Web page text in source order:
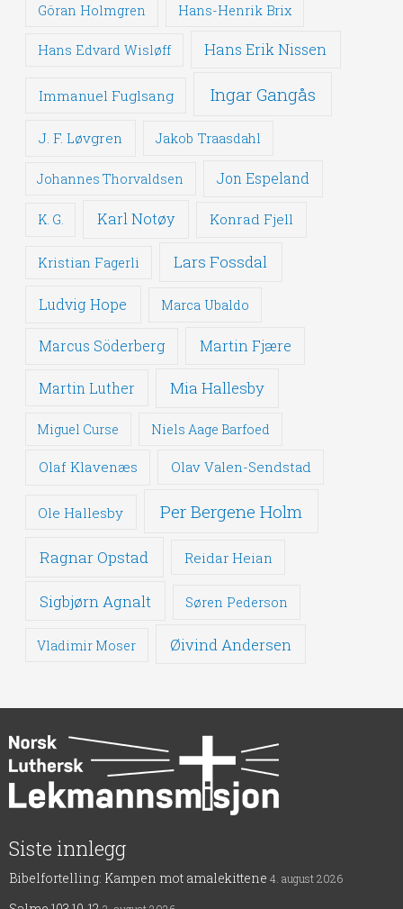
Göran Holmgren Hans-Henrik Brix
Hans Edvard Wisløff Hans Erik Nissen
Immanuel Fuglsang Ingar Gangås
J. F. Løvgren Jakob Traasdahl
Johannes Thorvaldsen Jon Espeland
K. G. Karl Notøy Konrad Fjell
Kristian Fagerli Lars Fossdal
Ludvig Hope Marca Ubaldo
Marcus Söderberg Martin Fjære
Martin Luther Mia Hallesby
Miguel Curse Niels Aage Barfoed
Olaf Klavenæs Olav Valen-Sendstad
Ole Hallesby Per Bergene Holm
Ragnar Opstad Reidar Heian
Sigbjørn Agnalt Søren Pederson
Vladimir Moser Øivind Andersen
Siste innlegg
Bibelfortelling: Kampen mot amalekittene 4. august 2026